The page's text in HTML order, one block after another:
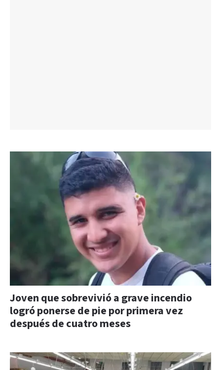
Joven que sobrevivió a grave incendio
logró ponerse de pie por primera vez
después de cuatro meses